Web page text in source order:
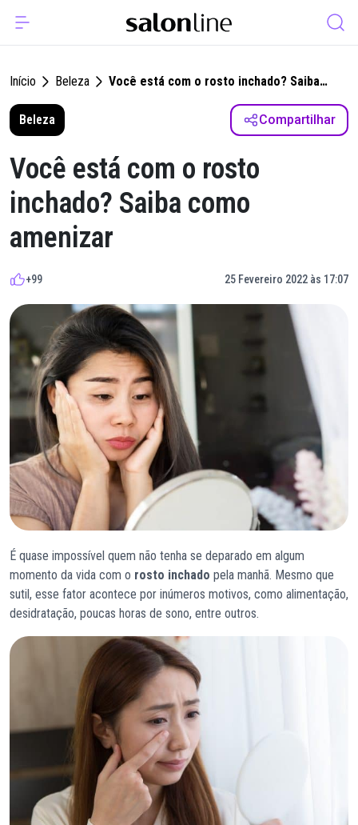
Início Beleza
Você está com o rosto inchado? Saiba
Beleza
Compartilhar
Você está com o rosto
inchado? Saiba como
amenizar
+99 25 Fevereiro 2022 às 17:07
É quase impossível quem não tenha se deparado em algum
momento da vida com o rosto inchado pela manhã. Mesmo que
sutil, esse fator acontece por inúmeros motivos, como alimentação,
desidratação, poucas horas de sono, entre outros.